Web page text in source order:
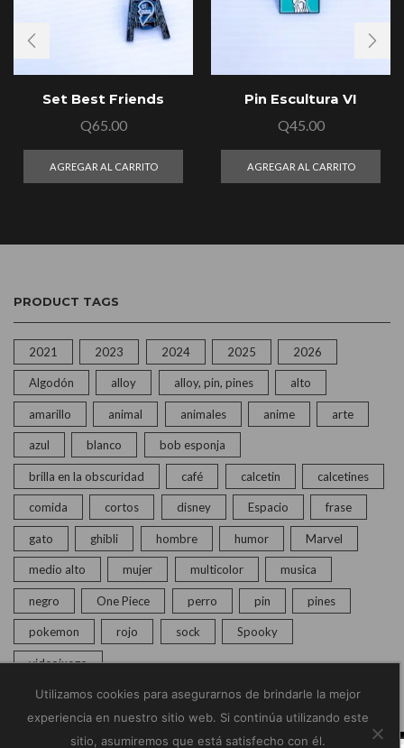
Set Best Friends
Q65.00
AGREGAR AL CARRITO
Pin Escultura VI
Q45.00
AGREGAR AL CARRITO
PRODUCT TAGS
2021 2023 2024 2025 2026
Algodón alloy alloy, pin, pines alto
amarillo animal animales anime arte
azul blanco bob esponja
brilla en la obscuridad café calcetin calcetines
comida cortos disney Espacio frase
gato ghibli hombre humor Marvel
medio alto mujer multicolor musica
negro One Piece perro pin pines
pokemon rojo sock Spooky
videojuego
Utilizamos cookies para asegurarnos de brindarle la mejor
experiencia en nuestro sitio web. Si continúa utilizando este
sitio, asumiremos que está satisfecho con él.